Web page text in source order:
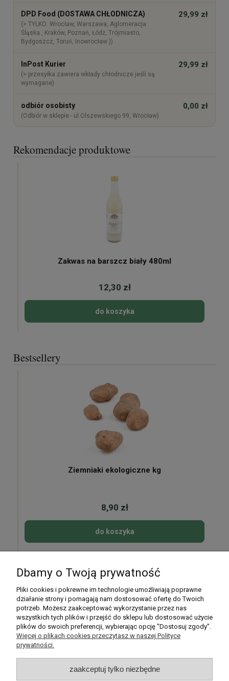
DPD Food (DOSTAWA CHŁODNICZA)
(> TYLKO: Wrocław, Warszawa, Aglomeracja
Śląska , Kraków, Poznań, Łódź, Trójmiasto,
Bydgoszcz, Toruń, Inowrocław ))
29,99 zł
InPost Kurier
(> przesyłka zawiera wkłady chłodnicze jeśli są
wymagane)
29,99 zł
odbiór osobisty
(Odbiór w sklepie - ul.Olszewskiego 99, Wrocław)
0,00 zł
Rekomendacje produktowe
Zakwas na barszcz biały 480ml
12,30 zł
do koszyka
Bestsellery
Ziemniaki ekologiczne kg
8,90 zł
do koszyka
Moje konto
Płatności i dostawa
Informacje
Dbamy o Twoją prywatność
Pliki cookies i pokrewne im technologie umożliwiają poprawne
działanie strony i pomagają nam dostosować ofertę do Twoich
potrzeb. Możesz zaakceptować wykorzystanie przez nas
wszystkich tych plików i przejść do sklepu lub dostosować użycie
plików do swoich preferencji, wybierając opcję "Dostosuj zgody".
Więcej o plikach cookies przeczytasz w naszej Polityce
prywatności.
zaakceptuj tylko niezbędne